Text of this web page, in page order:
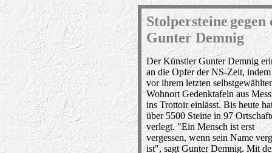
Stolpersteinegegen
Gunter Demnig
Der Künstler Gunter Demnig
an die Opfer der NS-Zeit, indem
vor ihrem letzten
Wohnort Gedenktafeln aus
ins Trottoir einlässt. Bis heute
über 5500 Steine in 97
verlegt. "Ein Mensch ist erst
vergessen, wenn sein Name
ist", sagt Gunter Demnig. Mit